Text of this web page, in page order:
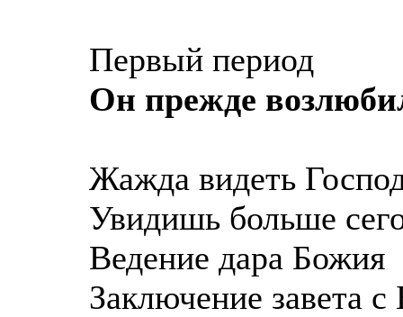
Первый период
Он прежде
Жажда видеть
Увидишь больше
Ведение дара Божия
Заключение завета с